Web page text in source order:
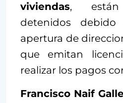
viviendas, están
detenidos
apertura de
que emitan
realizar los pagos
Francisco Naif